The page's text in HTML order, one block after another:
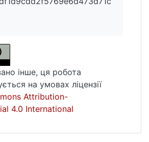
інше, ця робота
на умовах ліцензії
Attribution-
4.0 International